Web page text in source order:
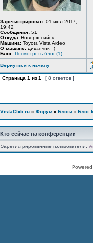
Зарегистрирован: 01 июл 2017,
19:42
Сообщения: 51
Откуда: Новороссийск
Машина: Toyota Vista Ardeo
О машине: диванчик =)
Блог: Посмотреть блог (1)
Вернуться к началу
Страница 1 из 1 [ 8 ответов ]
VistaClub.ru » Форум » Блоги » Блог
Кто сейчас на конференции
Зарегистрированные пользователи: